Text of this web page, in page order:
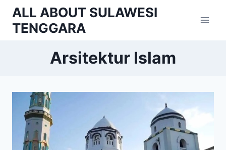
Skip
content
ALL ABOUT SULAWESI
TENGGARA
Arsitektur Islam